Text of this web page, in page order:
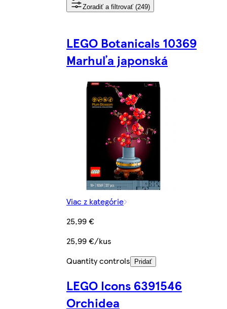
Zoradiť a filtrovať (249)
LEGO Botanicals 10369
Marhuľa japonská
Viac z kategórie
25,99 €
25,99 €/kus
Quantity controls
Pridať
LEGO Icons 6391546
Orchidea